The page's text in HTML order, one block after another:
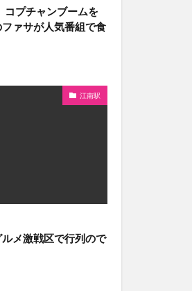
コプチャンブームを
ァサが人気番組で食
江南駅
メ激戦区で行列ので